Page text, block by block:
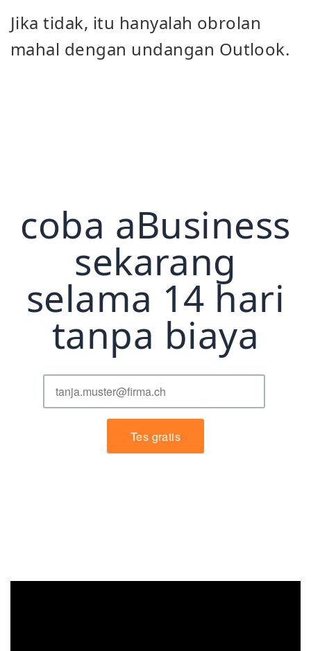
Jika tidak, itu hanyalah obrolan
mahal dengan undangan Outlook.
coba aBusiness
sekarang
selama 14 hari
tanpa biaya